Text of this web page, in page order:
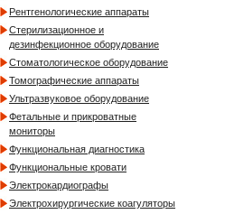
Рентгенологические аппараты
Стерилизационное и
дезинфекционное оборудование
Стоматологическое оборудование
Томографические аппараты
Ультразвуковое оборудование
Фетальные и прикроватные
мониторы
Функциональная диагностика
Функциональные кровати
Электрокардиографы
Электрохирургические коагуляторы